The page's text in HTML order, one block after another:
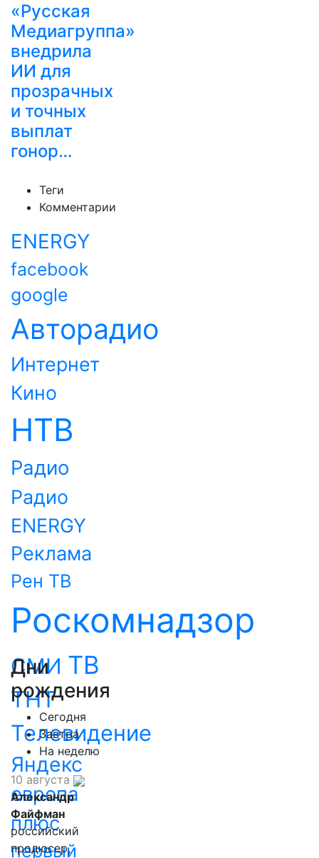
«Русская
Медиагруппа»
внедрила
ИИ для
прозрачных
и точных
выплат
гонор…
Теги
Комментарии
ENERGY
facebook
google
Авторадио
Интернет
Кино
НТВ
Радио
Радио
ENERGY
Реклама
Рен ТВ
Роскомнадзор
СМИ ТВ
ТНТ
Телевидение
Яндекс
европа
плюс
первый
Дни
рождения
Сегодня
Завтра
На неделю
10 августа
Александр
Файфман
российский
продюсер,